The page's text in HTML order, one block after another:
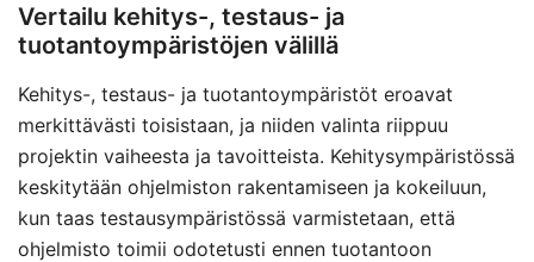
Vertailu kehitys-, testaus- ja
tuotantoympäristöjen välillä
Kehitys-, testaus- ja tuotantoympäristöt eroavat
merkittävästi toisistaan, ja niiden valinta riippuu
projektin vaiheesta ja tavoitteista. Kehitysympäristössä
keskitytään ohjelmiston rakentamiseen ja kokeiluun,
kun taas testausympäristössä varmistetaan, että
ohjelmisto toimii odotetusti ennen tuotantoon